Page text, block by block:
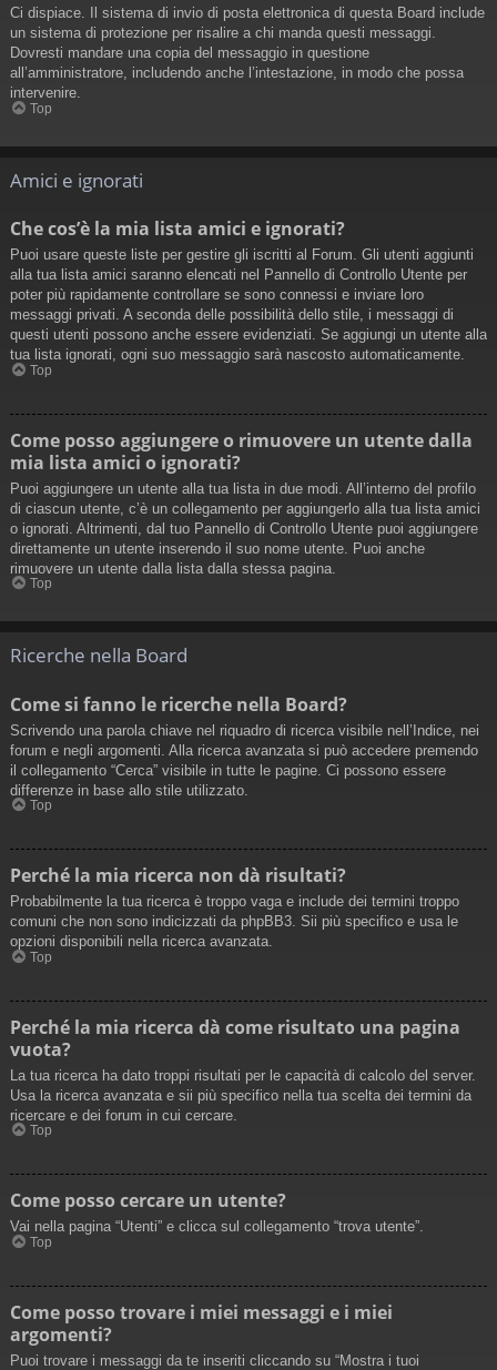
Ci dispiace. Il sistema di invio di posta elettronica di questa Board include
un sistema di protezione per risalire a chi manda questi messaggi.
Dovresti mandare una copia del messaggio in questione
all’amministratore, includendo anche l’intestazione, in modo che possa
intervenire.
Top
Amici e ignorati
Che cos’è la mia lista amici e ignorati?
Puoi usare queste liste per gestire gli iscritti al Forum. Gli utenti aggiunti
alla tua lista amici saranno elencati nel Pannello di Controllo Utente per
poter più rapidamente controllare se sono connessi e inviare loro
messaggi privati. A seconda delle possibilità dello stile, i messaggi di
questi utenti possono anche essere evidenziati. Se aggiungi un utente alla
tua lista ignorati, ogni suo messaggio sarà nascosto automaticamente.
Top
Come posso aggiungere o rimuovere un utente dalla
mia lista amici o ignorati?
Puoi aggiungere un utente alla tua lista in due modi. All’interno del profilo
di ciascun utente, c’è un collegamento per aggiungerlo alla tua lista amici
o ignorati. Altrimenti, dal tuo Pannello di Controllo Utente puoi aggiungere
direttamente un utente inserendo il suo nome utente. Puoi anche
rimuovere un utente dalla lista dalla stessa pagina.
Top
Ricerche nella Board
Come si fanno le ricerche nella Board?
Scrivendo una parola chiave nel riquadro di ricerca visibile nell’Indice, nei
forum e negli argomenti. Alla ricerca avanzata si può accedere premendo
il collegamento “Cerca” visibile in tutte le pagine. Ci possono essere
differenze in base allo stile utilizzato.
Top
Perché la mia ricerca non dà risultati?
Probabilmente la tua ricerca è troppo vaga e include dei termini troppo
comuni che non sono indicizzati da phpBB3. Sii più specifico e usa le
opzioni disponibili nella ricerca avanzata.
Top
Perché la mia ricerca dà come risultato una pagina
vuota?
La tua ricerca ha dato troppi risultati per le capacità di calcolo del server.
Usa la ricerca avanzata e sii più specifico nella tua scelta dei termini da
ricercare e dei forum in cui cercare.
Top
Come posso cercare un utente?
Vai nella pagina “Utenti” e clicca sul collegamento “trova utente”.
Top
Come posso trovare i miei messaggi e i miei
argomenti?
Puoi trovare i messaggi da te inseriti cliccando su “Mostra i tuoi